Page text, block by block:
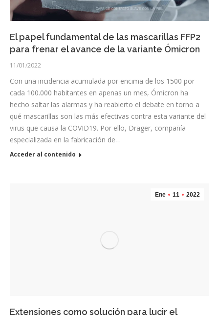
El papel fundamental de las mascarillas FFP2
para frenar el avance de la variante Ómicron
11/01/2022
Con una incidencia acumulada por encima de los 1500 por
cada 100.000 habitantes en apenas un mes, Ómicron ha
hecho saltar las alarmas y ha reabierto el debate en torno a
qué mascarillas son las más efectivas contra esta variante del
virus que causa la COVID19. Por ello, Dräger, compañía
especializada en la fabricación de…
Acceder al contenido
Ene 11 2022
Extensiones como solución para lucir el